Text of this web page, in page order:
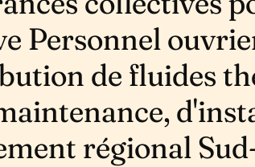
Personnel
de fluides
régional